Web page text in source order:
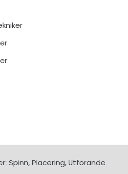
Spinn, Placering, Utförande